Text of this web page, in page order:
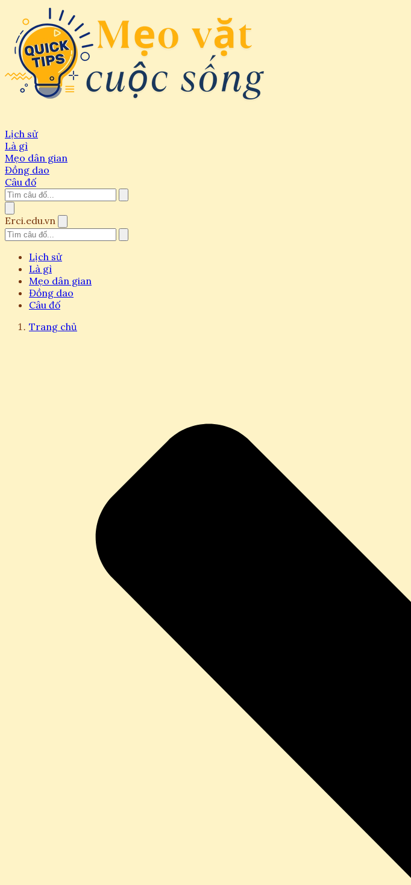
Lịch sử
Là gì
Mẹo dân gian
Đồng dao
Câu đố
Erci.edu.vn
Lịch sử
Là gì
Mẹo dân gian
Đồng dao
Câu đố
Trang chủ